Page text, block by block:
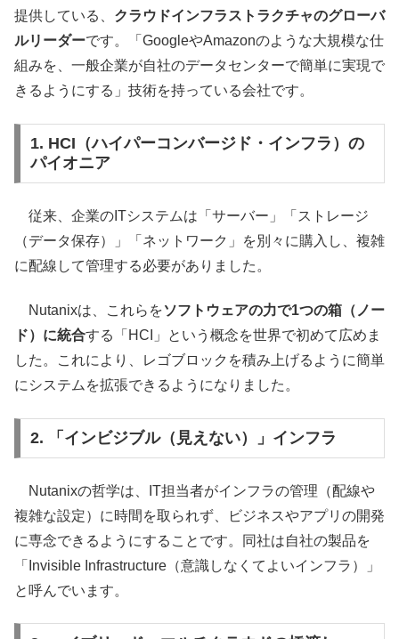
提供している、 クラウドインフラストラクチャのグローバ
ルリーダーです。「GoogleやAmazonのような大規模な仕
組みを、一般企業が自社のデータセンターで簡単に実現で
きるようにする」技術を持っている会社です。
1. HCI（ハイパーコンバージド・インフラ）の
パイオニア
従来、企業のITシステムは「サーバー」「ストレージ
（データ保存）」「ネットワーク」を別々に購入し、複雑
に配線して管理する必要がありました。
Nutanixは、これらをソフトウェアの力で1つの箱（ノー
ド）に統合する「HCI」という概念を世界で初めて広めま
した。これにより、レゴブロックを積み上げるように簡単
にシステムを拡張できるようになりました。
2. 「インビジブル（見えない）」インフラ
Nutanixの哲学は、IT担当者がインフラの管理（配線や
複雑な設定）に時間を取られず、ビジネスやアプリの開発
に専念できるようにすることです。同社は自社の製品を
「Invisible Infrastructure（意識しなくてよいインフラ）」
と呼んでいます。